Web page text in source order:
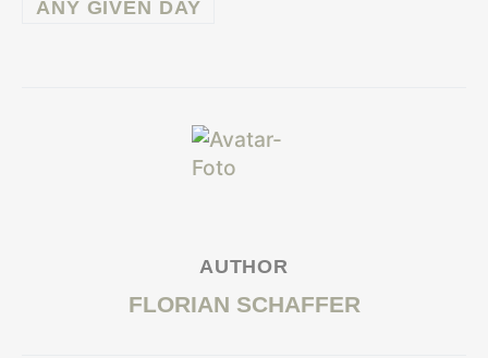
ANY GIVEN DAY
AUTHOR
FLORIAN SCHAFFER